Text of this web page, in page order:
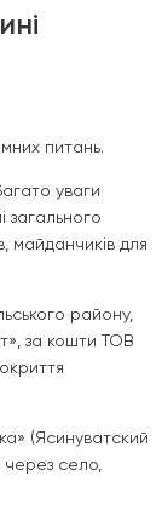
питань.
уваги
загального
майданчиків для
району,
за кошти ТОВ
(Ясинуватский
село,